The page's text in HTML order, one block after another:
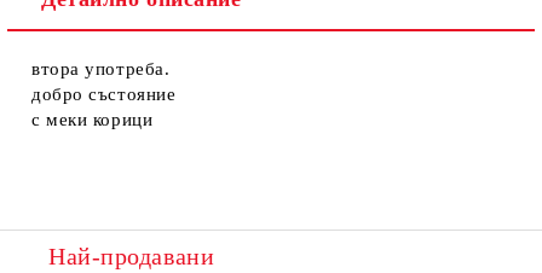
втора употреба.
добро състояние
с меки корици
Най-продавани